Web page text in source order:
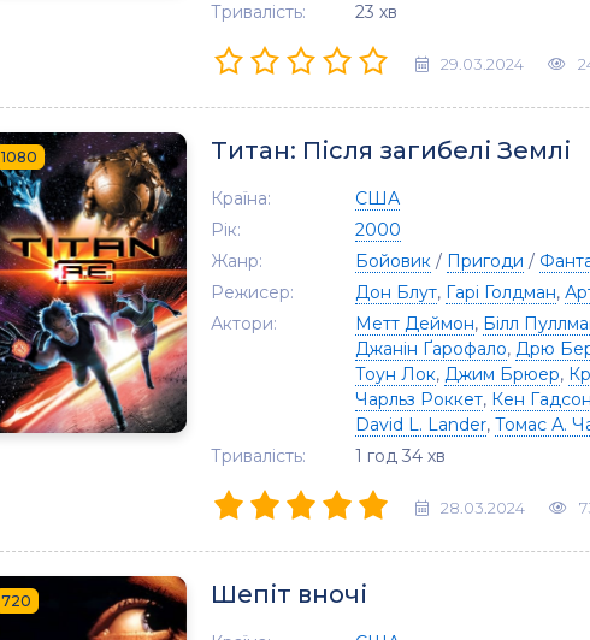
Тривалість:
23 хв
29.03.2024
1080 Титан: Після загибелі Землі
Країна:
США
Рік:
2000
Жанр:
Бойовик / Пригоди /
Режисер:
Дон Блут, Гарі Голдман,
Актори:
Метт Деймон, Білл
Джанін Ґарофало, Дрю
Тоун Лок, Джим Брюер,
Чарльз Роккет, Кен
David L. Lander, Томас А.
Тривалість:
1 год 34 хв
28.03.2024
720 Шепіт вночі